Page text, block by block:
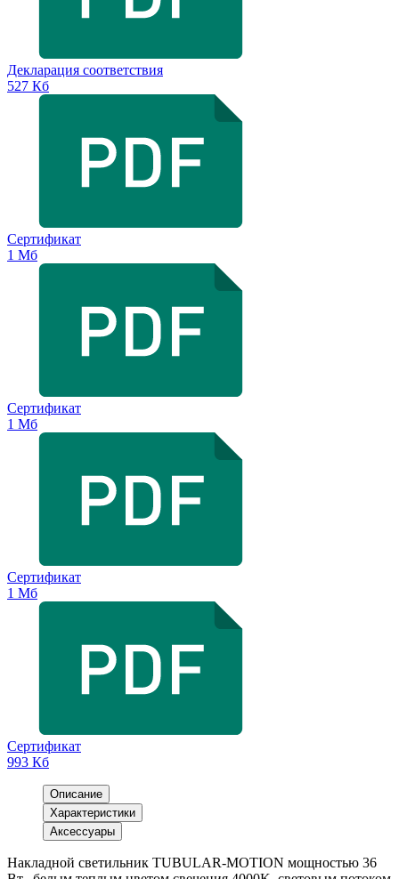
Декларация соответствия
527 Кб
Сертификат
1 Мб
Сертификат
1 Мб
Сертификат
1 Мб
Сертификат
993 Кб
Описание
Характеристики
Аксессуары
Накладной светильник TUBULAR-MOTION мощностью 36